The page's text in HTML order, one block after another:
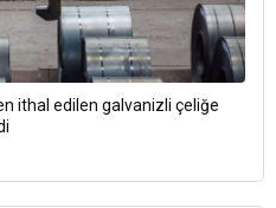
ithal edilen galvanizli çeliğe